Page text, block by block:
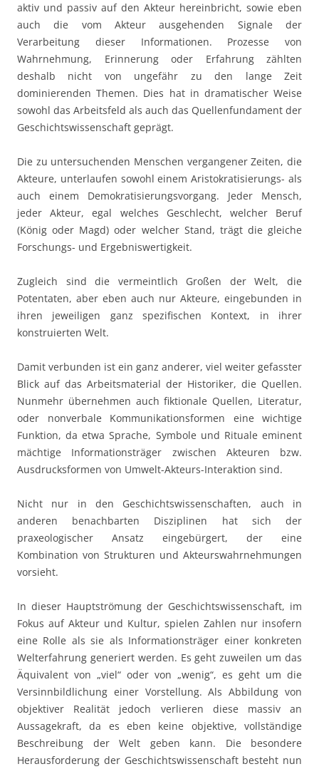
aktiv und passiv auf den Akteur hereinbricht, sowie eben
auch die vom Akteur ausgehenden Signale der
Verarbeitung dieser Informationen. Prozesse von
Wahrnehmung, Erinnerung oder Erfahrung zählten
deshalb nicht von ungefähr zu den lange Zeit
dominierenden Themen. Dies hat in dramatischer Weise
sowohl das Arbeitsfeld als auch das Quellenfundament der
Geschichtswissenschaft geprägt.
Die zu untersuchenden Menschen vergangener Zeiten, die
Akteure, unterlaufen sowohl einem Aristokratisierungs- als
auch einem Demokratisierungsvorgang. Jeder Mensch,
jeder Akteur, egal welches Geschlecht, welcher Beruf
(König oder Magd) oder welcher Stand, trägt die gleiche
Forschungs- und Ergebniswertigkeit.
Zugleich sind die vermeintlich Großen der Welt, die
Potentaten, aber eben auch nur Akteure, eingebunden in
ihren jeweiligen ganz spezifischen Kontext, in ihrer
konstruierten Welt.
Damit verbunden ist ein ganz anderer, viel weiter gefasster
Blick auf das Arbeitsmaterial der Historiker, die Quellen.
Nunmehr übernehmen auch fiktionale Quellen, Literatur,
oder nonverbale Kommunikationsformen eine wichtige
Funktion, da etwa Sprache, Symbole und Rituale eminent
mächtige Informationsträger zwischen Akteuren bzw.
Ausdrucksformen von Umwelt-Akteurs-Interaktion sind.
Nicht nur in den Geschichtswissenschaften, auch in
anderen benachbarten Disziplinen hat sich der
praxeologischer Ansatz eingebürgert, der eine
Kombination von Strukturen und Akteurswahrnehmungen
vorsieht.
In dieser Hauptströmung der Geschichtswissenschaft, im
Fokus auf Akteur und Kultur, spielen Zahlen nur insofern
eine Rolle als sie als Informationsträger einer konkreten
Welterfahrung generiert werden. Es geht zuweilen um das
Äquivalent von „viel“ oder von „wenig“, es geht um die
Versinnbildlichung einer Vorstellung. Als Abbildung von
objektiver Realität jedoch verlieren diese massiv an
Aussagekraft, da es eben keine objektive, vollständige
Beschreibung der Welt geben kann. Die besondere
Herausforderung der Geschichtswissenschaft besteht nun